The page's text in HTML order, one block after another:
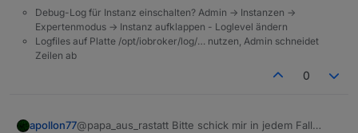
Debug-Log für Instanz einschalten? Admin -> Instanzen ->
Expertenmodus -> Instanz aufklappen - Loglevel ändern
Logfiles auf Platte /opt/iobroker/log/… nutzen, Admin schneidet
Zeilen ab
0
apollon77@papa_aus_rastatt Bitte schick mir in jedem Fall